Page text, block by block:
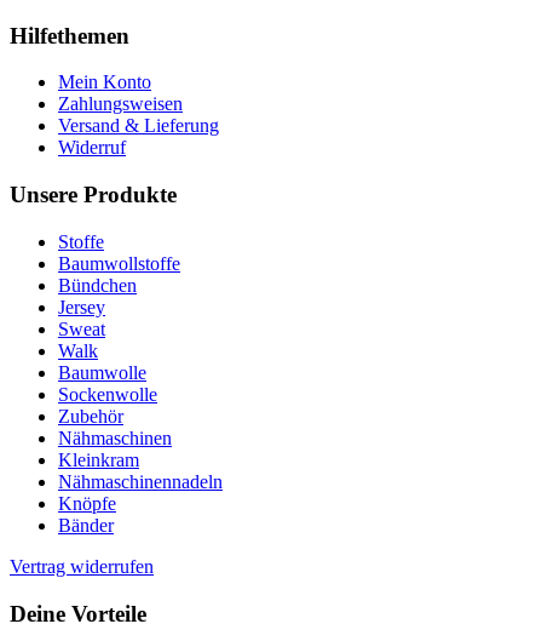
Hilfethemen
Mein Konto
Zahlungsweisen
Versand & Lieferung
Widerruf
Unsere Produkte
Stoffe
Baumwollstoffe
Bündchen
Jersey
Sweat
Walk
Baumwolle
Sockenwolle
Zubehör
Nähmaschinen
Kleinkram
Nähmaschinennadeln
Knöpfe
Bänder
Vertrag widerrufen
Deine Vorteile